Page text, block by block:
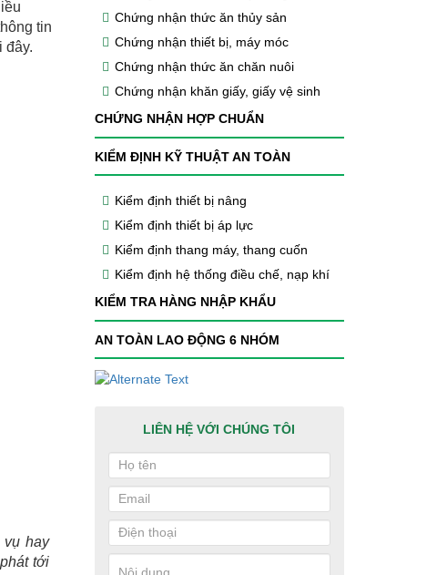
tin
đây.
vụ hay
tới
Chứng nhận thức ăn thủy sản
Chứng nhận thiết bị, máy móc
Chứng nhận thức ăn chăn nuôi
Chứng nhận khăn giấy, giấy vệ sinh
CHỨNG NHẬN HỢP CHUẨN
KIỂM ĐỊNH KỸ THUẬT AN TOÀN
Kiểm định thiết bị nâng
Kiểm định thiết bị áp lực
Kiểm định thang máy, thang cuốn
Kiểm định hệ thống điều chế, nạp khí
KIỂM TRA HÀNG NHẬP KHẨU
AN TOÀN LAO ĐỘNG 6 NHÓM
LIÊN HỆ VỚI CHÚNG TÔI